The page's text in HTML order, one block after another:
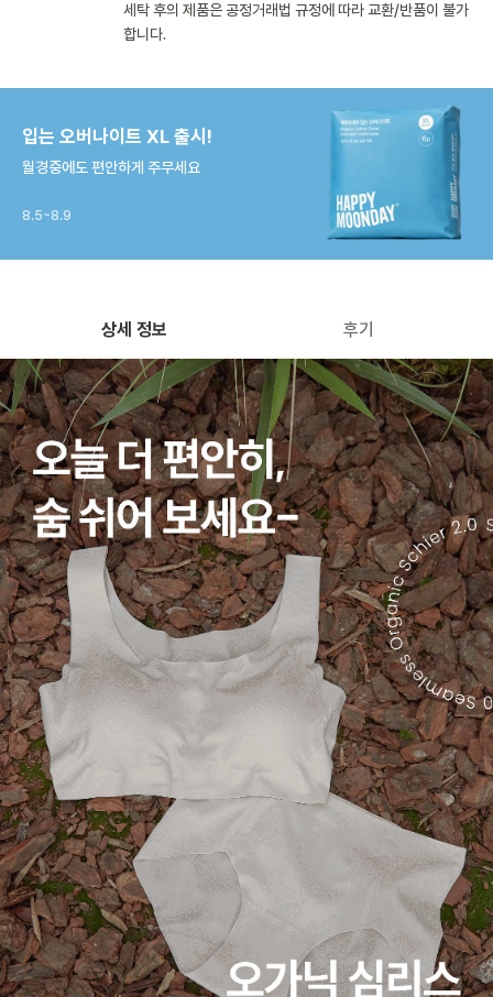
세탁 후의 제품은 공정거래법 규정에 따라 교환/반품이 불가
합니다.
입는 오버나이트 XL 출시!
월경중에도 편안하게 주무세요
8.5~8.9
상세 정보 후기